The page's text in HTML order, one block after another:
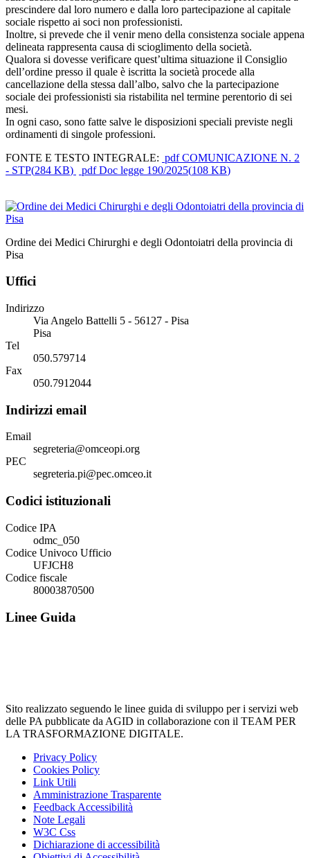
prescindere dal loro numero e dalla loro partecipazione al capitale
sociale rispetto ai soci non professionisti.
Inoltre, si prevede che il venir meno della consistenza sociale appena
delineata rappresenta causa di scioglimento della società.
Qualora si dovesse verificare quest’ultima situazione il Consiglio
dell’ordine presso il quale è iscritta la società procede alla
cancellazione della stessa dall’albo, salvo che la partecipazione
sociale dei professionisti sia ristabilita nel termine perentorio di sei
mesi.
In ogni caso, sono fatte salve le disposizioni speciali previste negli
ordinamenti di singole professioni.
FONTE E TESTO INTEGRALE: pdfCOMUNICAZIONE N. 2
- STP(284 KB) pdfDoc legge 190/2025(108 KB)
Ordine dei Medici Chirurghi e degli Odontoiatri della provincia di
Pisa
Uffici
Indirizzo
Via Angelo Battelli 5 - 56127 - Pisa
Pisa
Tel
050.579714
Fax
050.7912044
Indirizzi email
Email
segreteria@omceopi.org
PEC
segreteria.pi@pec.omceo.it
Codici istituzionali
Codice IPA
odmc_050
Codice Univoco Ufficio
UFJCH8
Codice fiscale
80003870500
Linee Guida
Sito realizzato seguendo le linee guida di sviluppo per i servizi web
delle PA pubblicate da AGID in collaborazione con il TEAM PER
LA TRASFORMAZIONE DIGITALE.
Privacy Policy
Cookies Policy
Link Utili
Amministrazione Trasparente
Feedback Accessibilità
Note Legali
W3C Css
Dichiarazione di accessibilità